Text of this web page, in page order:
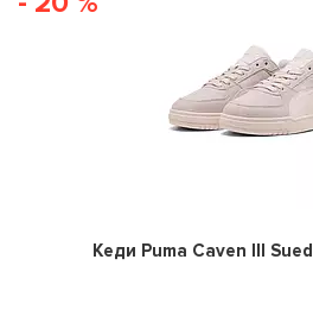
Кеди Puma Caven III